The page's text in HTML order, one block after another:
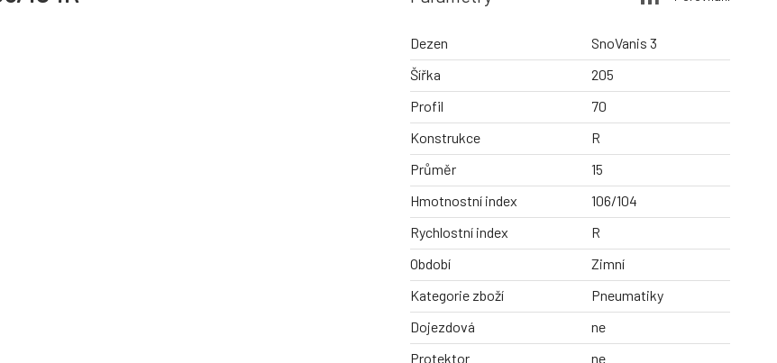
Dezen
SnoVanis 3
Šířka
205
Profil
70
Konstrukce
R
Průměr
15
Hmotnostní index
106/104
Rychlostní index
R
Období
Zimní
Kategorie zboží
Pneumatiky
Dojezdová
ne
Protektor
ne